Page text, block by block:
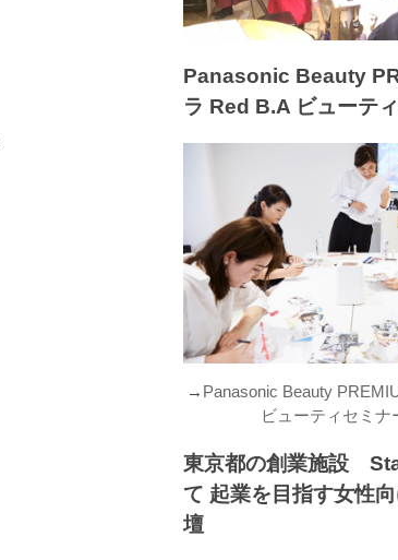
Panasonic Beauty
ラ Red B.A ビューテ
→ Panasonic Beauty
ビューティセミナ
東京都の創業施設
て 起業を目指す女性
壇